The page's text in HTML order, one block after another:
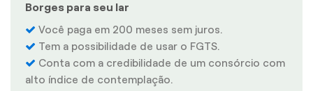
Borges para seu lar
Você paga em 200 meses sem juros.
Tem a possibilidade de usar o FGTS.
Conta com a credibilidade de um consórcio com
alto índice de contemplação.